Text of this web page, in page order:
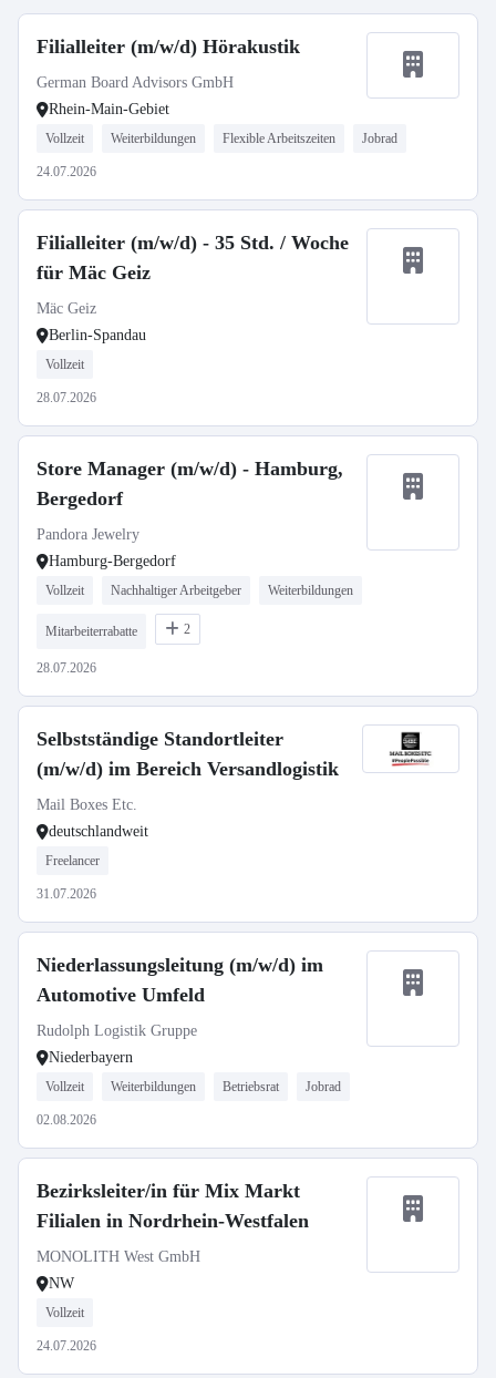
Filialleiter (m/w/d) Hörakustik
German Board Advisors GmbH
Rhein-Main-Gebiet
Vollzeit Weiterbildungen Flexible Arbeitszeiten Jobrad
24.07.2026
Filialleiter (m/w/d) - 35 Std. / Woche
für Mäc Geiz
Mäc Geiz
Berlin-Spandau
Vollzeit
28.07.2026
Store Manager (m/w/d) - Hamburg,
Bergedorf
Pandora Jewelry
Hamburg-Bergedorf
Vollzeit Nachhaltiger Arbeitgeber Weiterbildungen
Mitarbeiterrabatte 2
28.07.2026
Selbstständige Standortleiter
(m/w/d) im Bereich Versandlogistik
Mail Boxes Etc.
deutschlandweit
Freelancer
31.07.2026
Niederlassungsleitung (m/w/d) im
Automotive Umfeld
Rudolph Logistik Gruppe
Niederbayern
Vollzeit Weiterbildungen Betriebsrat Jobrad
02.08.2026
Bezirksleiter/in für Mix Markt
Filialen in Nordrhein-Westfalen
MONOLITH West GmbH
NW
Vollzeit
24.07.2026